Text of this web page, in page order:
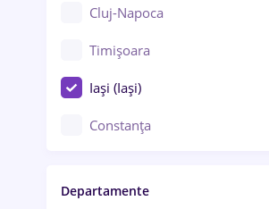
Cluj-Napoca
Timișoara
Iași (Iași)
Constanța
Brașov
Departamente